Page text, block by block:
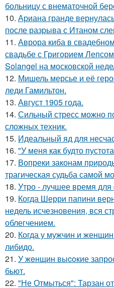
больницу с внематочной
10. Ариана гранде
после разрыва с Итаном
11. Аврора киба в
свадьбе с Григорием
Solangel на московской
12. Мишель мерсье и её
леди Гамильтон.
13. Август 1905 года.
14. Сильный стресс можно
сложных техник.
15. Идеальный яд для
16. "У меня как будто
17. Вопреки законам
трагическая судьба самой
18. Утро - лучшее время для
19. Когда Шерри папини
недель исчезновения, вся
облегчением.
20. Когда у мужчин и
либидо.
21. У жeнщин выcoкие
бьют.
22. "Не Отмыться": Тарзан